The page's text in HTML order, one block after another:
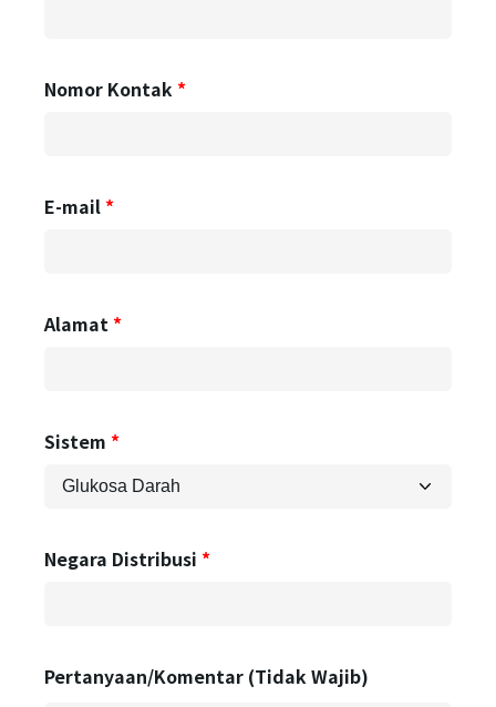
Nomor Kontak
E-mail
Alamat
Sistem
Negara Distribusi
Pertanyaan/Komentar (Tidak Wajib)